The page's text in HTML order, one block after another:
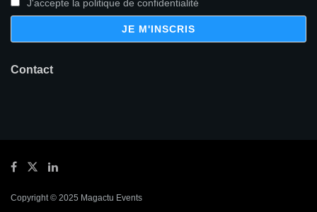
J'accepte la politique de confidentialité
Contact
Copyright © 2025 Magactu Events